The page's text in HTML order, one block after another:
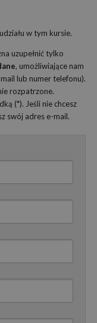
w tym kursie.
uzupełnić tylko
, umożliwiające nam
lub numer telefonu).
rozpatrzone.
(*). Jeśli nie chcesz
swój adres e-mail.